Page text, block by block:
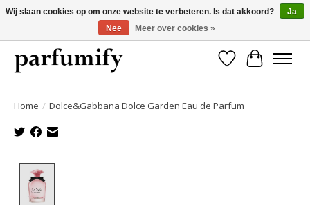
750+ Geuren | Gratis verzending | Maandelijks opzegbaar
Verlanglijst
Home / Dolce&Gabbana Dolce Garden Eau de Parfum
Wij slaan cookies op om onze website te verbeteren. Is dat akkoord?
Ja
Nee
Meer over cookies »